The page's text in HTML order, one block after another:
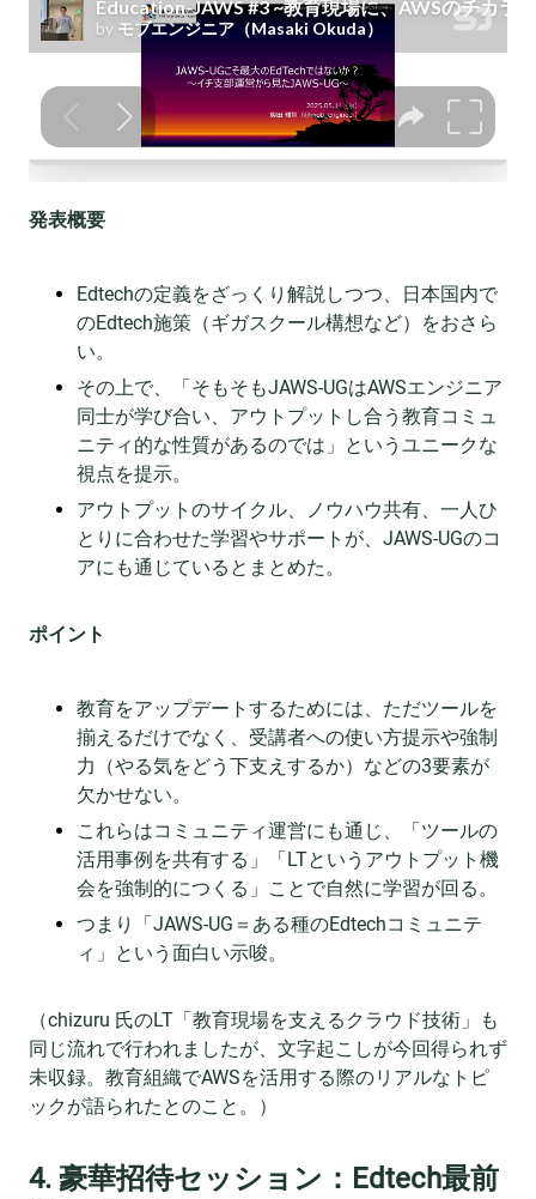
発表概要
Edtechの定義をざっくり解説しつつ、日本国内で
のEdtech施策（ギガスクール構想など）をおさら
い。
その上で、「そもそもJAWS-UGはAWSエンジニア
同士が学び合い、アウトプットし合う教育コミュ
ニティ的な性質があるのでは」というユニークな
視点を提示。
アウトプットのサイクル、ノウハウ共有、一人ひ
とりに合わせた学習やサポートが、JAWS-UGのコ
アにも通じているとまとめた。
ポイント
教育をアップデートするためには、ただツールを
揃えるだけでなく、受講者への使い方提示や強制
力（やる気をどう下支えするか）などの3要素が
欠かせない。
これらはコミュニティ運営にも通じ、「ツールの
活用事例を共有する」「LTというアウトプット機
会を強制的につくる」ことで自然に学習が回る。
つまり「JAWS-UG＝ある種のEdtechコミュニテ
ィ」という面白い示唆。
（chizuru 氏のLT「教育現場を支えるクラウド技術」も
同じ流れで行われましたが、文字起こしが今回得られず
未収録。教育組織でAWSを活用する際のリアルなトピ
ックが語られたとのこと。）
4. 豪華招待セッション：Edtech最前